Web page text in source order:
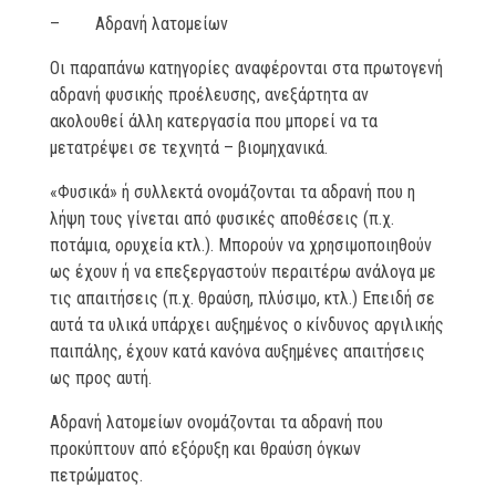
– Αδρανή λατομείων
Οι παραπάνω κατηγορίες αναφέρονται στα πρωτογενή
αδρανή φυσικής προέλευσης, ανεξάρτητα αν
ακολουθεί άλλη κατεργασία που μπορεί να τα
μετατρέψει σε τεχνητά – βιομηχανικά.
«Φυσικά» ή συλλεκτά ονομάζονται τα αδρανή που η
λήψη τους γίνεται από φυσικές αποθέσεις (π.χ.
ποτάμια, ορυχεία κτλ.). Μπορούν να χρησιμοποιηθούν
ως έχουν ή να επεξεργαστούν περαιτέρω ανάλογα με
τις απαιτήσεις (π.χ. θραύση, πλύσιμο, κτλ.) Επειδή σε
αυτά τα υλικά υπάρχει αυξημένος ο κίνδυνος αργιλικής
παιπάλης, έχουν κατά κανόνα αυξημένες απαιτήσεις
ως προς αυτή.
Αδρανή λατομείων ονομάζονται τα αδρανή που
προκύπτουν από εξόρυξη και θραύση όγκων
πετρώματος.